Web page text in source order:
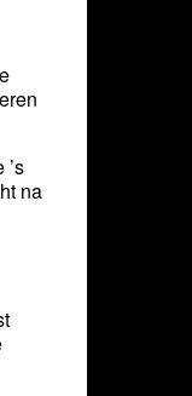
na